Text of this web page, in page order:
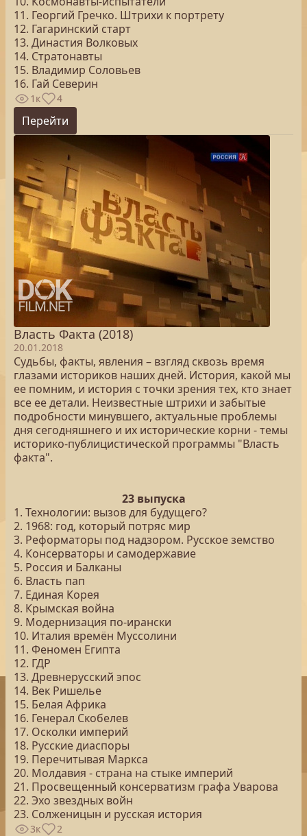
11. Георгий Гречко. Штрихи к портрету
12. Гагаринский старт
13. Династия Волковых
14. Стратонавты
15. Владимир Соловьев
16. Гай Северин
1к 4
Перейти
Власть Факта (2018)
20.01.2018
Судьбы, факты, явления – взгляд сквозь время
глазами историков наших дней. История, какой мы
ее помним, и история с точки зрения тех, кто знает
все ее детали. Неизвестные штрихи и забытые
подробности минувшего, актуальные проблемы
дня сегодняшнего и их исторические корни - темы
историко-публицистической программы "Власть
факта".
23 выпуска
1. Технологии: вызов для будущего?
2. 1968: год, который потряс мир
3. Реформаторы под надзором. Русское земство
4. Консерваторы и самодержавие
5. Россия и Балканы
6. Власть пап
7. Единая Корея
8. Крымская война
9. Модернизация по-ирански
10. Италия времён Муссолини
11. Феномен Египта
12. ГДР
13. Древнерусский эпос
14. Век Ришелье
15. Белая Африка
16. Генерал Скобелев
17. Осколки империй
18. Русские диаспоры
19. Перечитывая Маркса
20. Молдавия - страна на стыке империй
21. Просвещенный консерватизм графа Уварова
22. Эхо звездных войн
23. Солженицын и русская история
3к 2